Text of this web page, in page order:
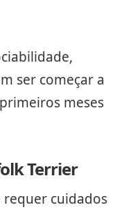
ser começar a
meses
Terrier
cuidados